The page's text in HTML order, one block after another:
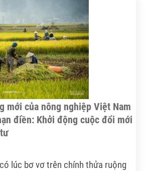
đầu cơ mua đất bảo toàn vốn.
mới của nông nghiệp Việt Nam
điền: Khởi động cuộc đổi mới
lúc bơ vơ trên chính thửa ruộng